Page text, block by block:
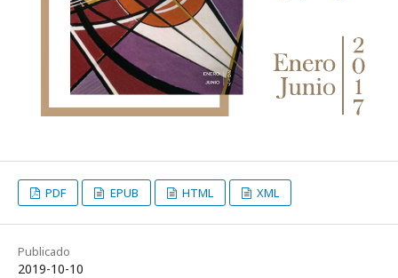
PDF EPUB HTML XML
Publicado
2019-10-10